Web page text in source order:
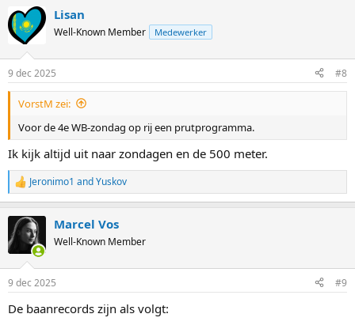
c
t
i
s
:
Lisan
Well-Known Member Medewerker
9 dec 2025 #8
VorstM zei:
Voor de 4e WB-zondag op rij een prutprogramma.
Ik kijk altijd uit naar zondagen en de 500 meter.
R
e
c
t
s
Jeronimo1 andYuskov
Marcel Vos
Well-Known Member
9 dec 2025 #9
De baanrecords zijn als volgt: